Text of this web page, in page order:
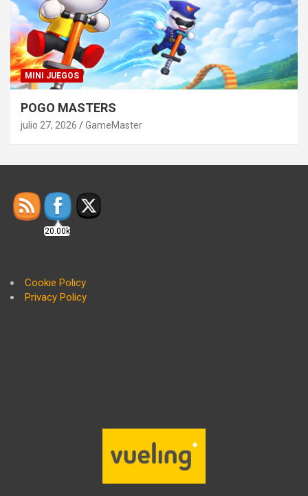
MINI JUEGOS
POGO MASTERS
julio 27, 2026 GameMaster
20.00k
Cookie Policy
Privacy Policy